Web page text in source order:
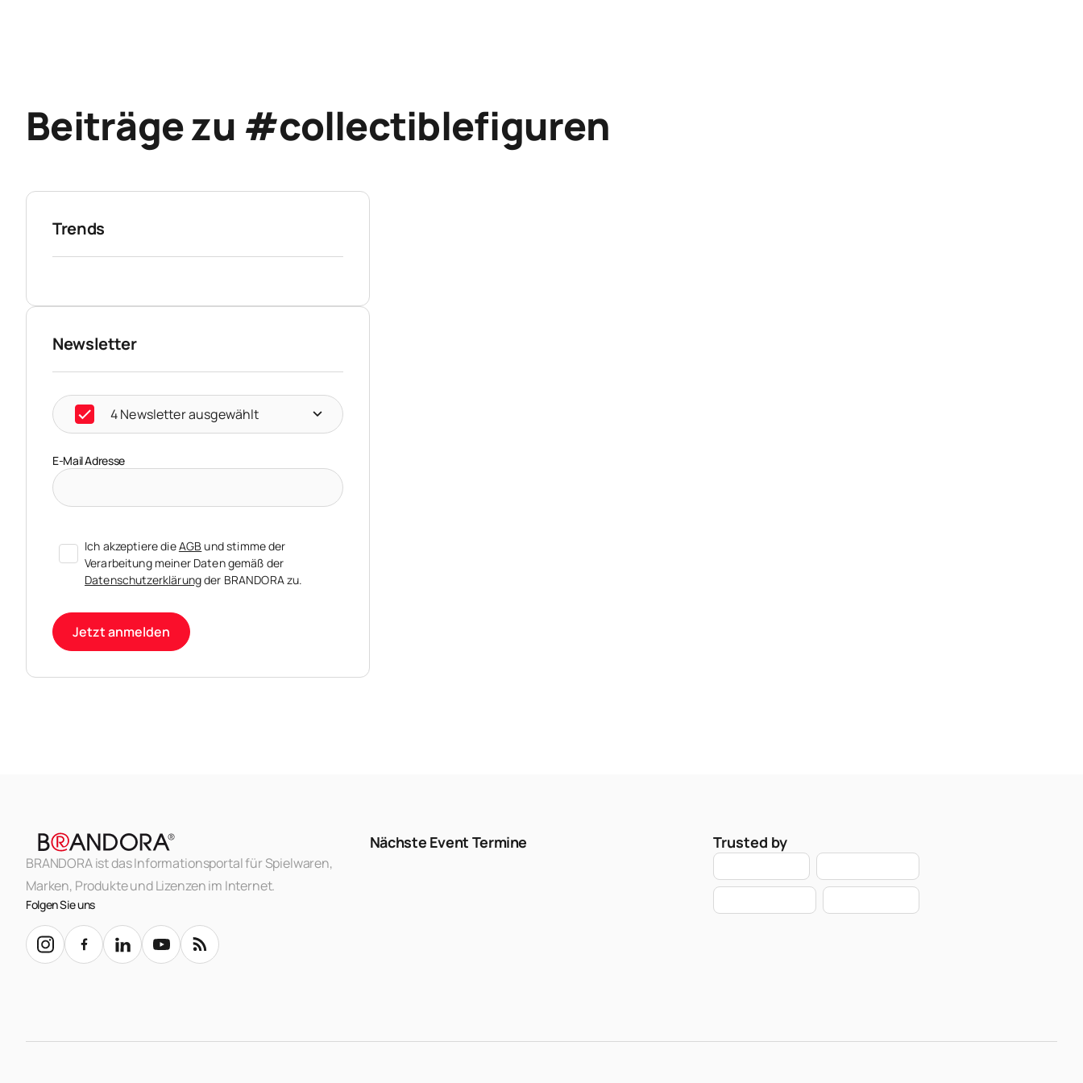
Beiträge zu #collectiblefiguren
Trends
Newsletter
4 Newsletter ausgewählt
E-Mail Adresse
Ich akzeptiere dieAGBund stimme der
Verarbeitung meiner Daten gemäß der
Datenschutzerklärungder BRANDORA zu.
Jetzt anmelden
BRANDORA ist das Informationsportal für Spielwaren,
Marken, Produkte und Lizenzen im Internet.
Folgen Sie uns
Nächste Event Termine Trusted by